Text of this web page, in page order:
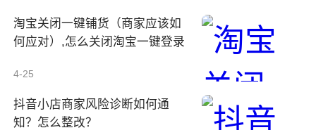
淘宝关闭一键铺货（商家应该如
何应对）,怎么关闭淘宝一键登录
4-25
抖音小店商家风险诊断如何通
知？怎么整改？